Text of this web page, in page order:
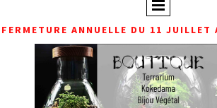
FERMETURE ANNUELLE DU 11 JUILLET